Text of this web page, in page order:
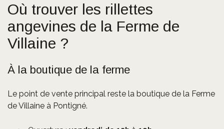
Où trouver les rillettes
angevines de la Ferme de
Villaine ?
À la boutique de la ferme
Le point de vente principal reste la boutique de la Ferme
de Villaine à Pontigné.